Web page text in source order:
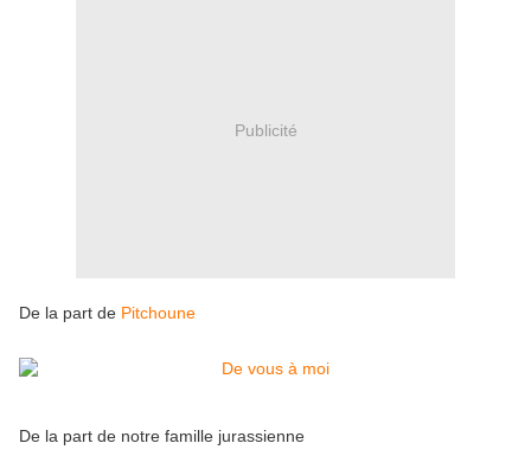
Publicité
De la part de Pitchoune
De la part de notre famille jurassienne